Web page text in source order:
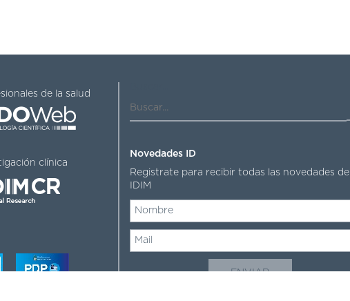
de la salud
clínica
Novedades ID
Registrate para recibir todas las novedades de
IDIM